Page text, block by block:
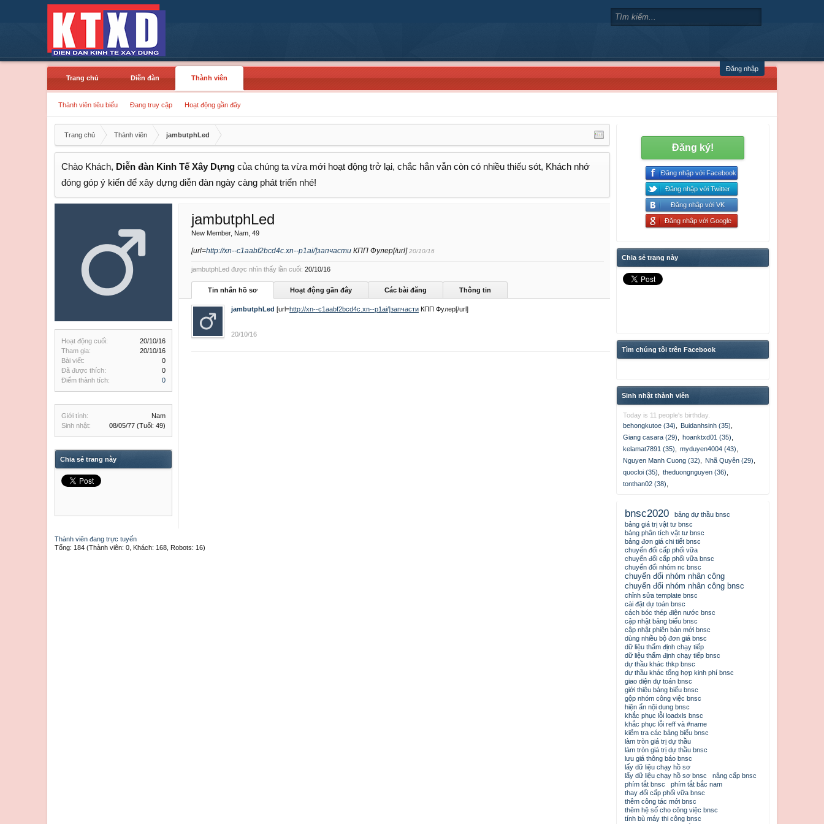
Đăng nhập
Trang chủ
Diễn đàn Thành viên
Thành viên tiêu biểu Đang truy cập Hoạt động gần đây
Trang chủ Thành viên jambutphLed
Chào Khách, Diễn đàn Kinh Tế Xây Dựng của chúng ta vừa mới hoạt động trở lại, chắc hẳn vẫn còn có nhiều thiếu sót, Khách nhớ
đóng góp ý kiến để xây dựng diễn đàn ngày càng phát triển nhé!
Hoạt động cuối:
20/10/16
Tham gia:
20/10/16
Bài viết:
0
Đã được thích:
0
Điểm thành tích:
0
Giới tính:
Nam
Sinh nhật:
08/05/77 (Tuổi: 49)
Chia sẻ trang này
jambutphLed
New Member, Nam, 49
[url=http://xn--c1aabf2bcd4c.xn--p1ai/]запчасти КПП Фулер[/url]20/10/16
jambutphLed được nhìn thấy lần cuối: 20/10/16
Tin nhắn hồ sơ Hoạt động gần đây Các bài đăng Thông tin
jambutphLed [url=http://xn--c1aabf2bcd4c.xn--p1ai/]запчасти КПП Фулер[/url]
20/10/16
Thành viên đang trực tuyến
Tổng: 184 (Thành viên: 0, Khách: 168, Robots: 16)
Đăng ký!
Đăng nhập với Facebook
Đăng nhập với Twitter
Đăng nhập với VK
Đăng nhập với Google
Chia sẻ trang này
Tìm chúng tôi trên Facebook
Sinh nhật thành viên
Today is 11 people's birthday.
behongkutoe (34)
Buidanhsinh (35)
Giang casara (29)
hoanktxd01 (35)
kelamat7891 (35)
myduyen4004 (43)
Nguyen Manh Cuong (32)
Nhã Quyên (29)
quocloi (35)
theduongnguyen (36)
tonthan02 (38)
bnsc2020
bảng dự thầu bnsc
bảng giá trị vật tư bnsc
bảng phân tích vật tư bnsc
bảng đơn giá chi tiết bnsc
chuyển đổi cấp phối vữa
chuyển đổi cấp phối vữa bnsc
chuyển đổi nhóm nc bnsc
chuyển đổi nhóm nhân công
chuyển đổi nhóm nhân công bnsc
chỉnh sửa template bnsc
cài đặt dự toán bnsc
cách bóc thép điện nước bnsc
cập nhật bảng biểu bnsc
cập nhật phiên bản mới bnsc
dùng nhiều bộ đơn giá bnsc
dữ liệu thẩm định chạy tiếp
dữ liệu thẩm định chạy tiếp bnsc
dự thầu khác thkp bnsc
dự thầu khác tổng hợp kinh phí bnsc
giao diện dự toán bnsc
giới thiệu bảng biểu bnsc
gộp nhóm công việc bnsc
hiện ẩn nội dung bnsc
khắc phục lỗi loadxls bnsc
khắc phục lỗi reff và #name
kiểm tra các bảng biểu bnsc
làm tròn giá trị dự thầu
làm tròn giá trị dự thầu bnsc
lưu giá thông báo bnsc
lấy dữ liệu chạy hồ sơ
lấy dữ liệu chạy hồ sơ bnsc
nâng cấp bnsc
phím tắt bnsc
phím tắt bắc nam
thay đổi cấp phối vữa bnsc
thêm công tác mới bnsc
thêm hệ số cho công việc bnsc
tính bù máy thi công bnsc